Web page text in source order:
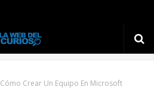
Cómo Crear Un Equipo En Microsoft